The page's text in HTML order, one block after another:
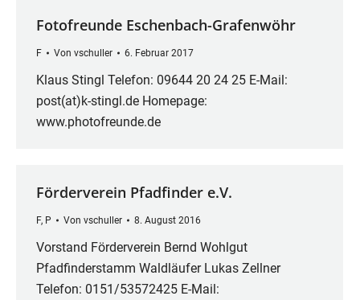
Fotofreunde Eschenbach-Grafenwöhr
F Von vschuller 6. Februar 2017
Klaus Stingl Telefon: 09644 20 24 25 E-Mail:
post(at)k-stingl.de Homepage:
www.photofreunde.de
Förderverein Pfadfinder e.V.
F, P Von vschuller 8. August 2016
Vorstand Förderverein Bernd Wohlgut
Pfadfinderstamm Waldläufer Lukas Zellner
Telefon: 0151/53572425 E-Mail: